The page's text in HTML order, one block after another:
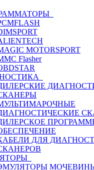
MOTORSPORT
Flasher
ДЛЯ
МОЧЕВИНЫ